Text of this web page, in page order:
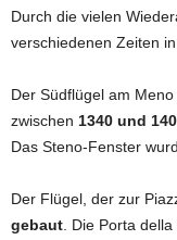
Durch die vielen
verschiedenen Zeiten
Der Südflügel am
zwischen 1340 und
Das Steno-Fenster
Der Flügel, der zur
gebaut . Die Porta